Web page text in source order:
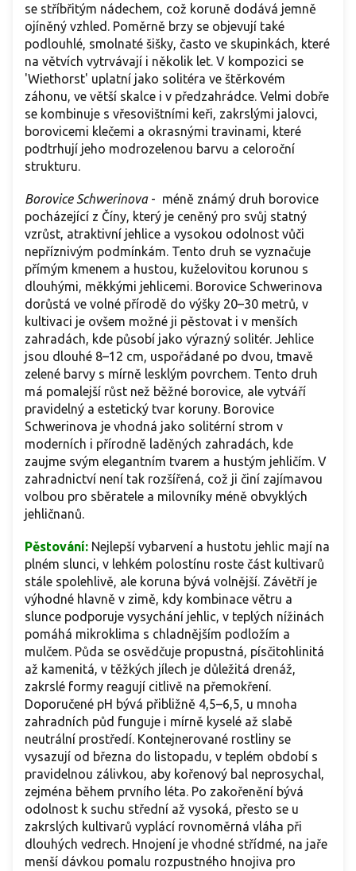
se stříbřitým nádechem, což koruně dodává jemně
ojíněný vzhled. Poměrně brzy se objevují také
podlouhlé, smolnaté šišky, často ve skupinkách, které
na větvích vytrvávají i několik let. V kompozici se
'Wiethorst' uplatní jako solitéra ve štěrkovém
záhonu, ve větší skalce i v předzahrádce. Velmi dobře
se kombinuje s vřesovištními keři, zakrslými jalovci,
borovicemi klečemi a okrasnými travinami, které
podtrhují jeho modrozelenou barvu a celoroční
strukturu.
Borovice Schwerinova- méně známý druh borovice
pocházející z Číny, který je ceněný pro svůj statný
vzrůst, atraktivní jehlice a vysokou odolnost vůči
nepříznivým podmínkám. Tento druh se vyznačuje
přímým kmenem a hustou, kuželovitou korunou s
dlouhými, měkkými jehlicemi. Borovice Schwerinova
dorůstá ve volné přírodě do výšky 20–30 metrů, v
kultivaci je ovšem možné ji pěstovat i v menších
zahradách, kde působí jako výrazný solitér. Jehlice
jsou dlouhé 8–12 cm, uspořádané po dvou, tmavě
zelené barvy s mírně lesklým povrchem. Tento druh
má pomalejší růst než běžné borovice, ale vytváří
pravidelný a estetický tvar koruny. Borovice
Schwerinova je vhodná jako solitérní strom v
moderních i přírodně laděných zahradách, kde
zaujme svým elegantním tvarem a hustým jehličím. V
zahradnictví není tak rozšířená, což ji činí zajímavou
volbou pro sběratele a milovníky méně obvyklých
jehličnanů.
Pěstování: Nejlepší vybarvení a hustotu jehlic mají na
plném slunci, v lehkém polostínu roste část kultivarů
stále spolehlivě, ale koruna bývá volnější. Závětří je
výhodné hlavně v zimě, kdy kombinace větru a
slunce podporuje vysychání jehlic, v teplých nížinách
pomáhá mikroklima s chladnějším podložím a
mulčem. Půda se osvědčuje propustná, písčitohlinitá
až kamenitá, v těžkých jílech je důležitá drenáž,
zakrslé formy reagují citlivě na přemokření.
Doporučené pH bývá přibližně 4,5–6,5, u mnoha
zahradních půd funguje i mírně kyselé až slabě
neutrální prostředí. Kontejnerované rostliny se
vysazují od března do listopadu, v teplém období s
pravidelnou zálivkou, aby kořenový bal neprosychal,
zejména během prvního léta. Po zakořenění bývá
odolnost k suchu střední až vysoká, přesto se u
zakrslých kultivarů vyplácí rovnoměrná vláha při
dlouhých vedrech. Hnojení je vhodné střídmé, na jaře
menší dávkou pomalu rozpustného hnojiva pro